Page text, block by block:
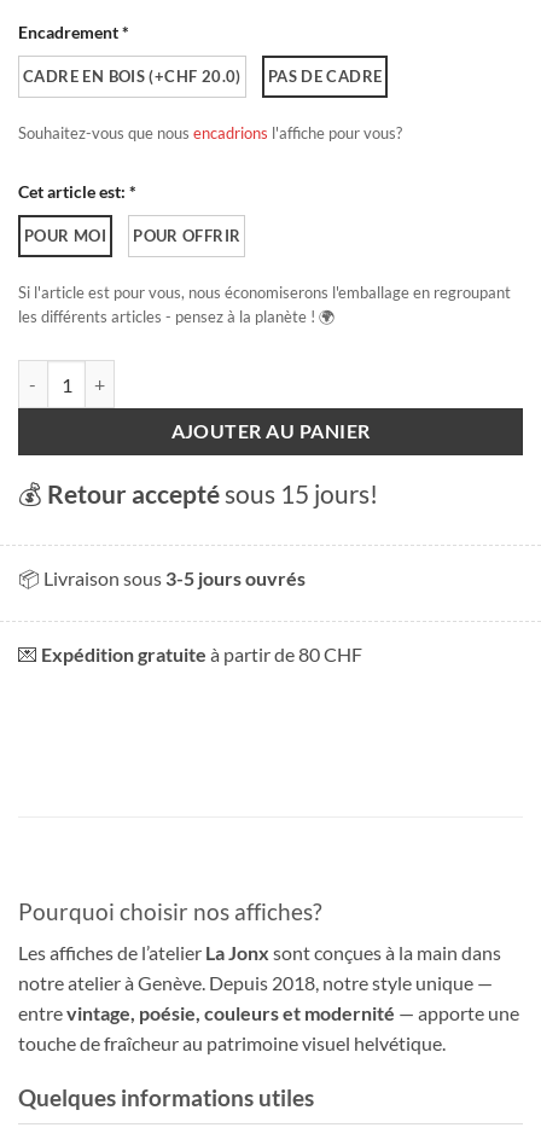
Encadrement *
CADRE EN BOIS (+CHF 20.0) PAS DE CADRE
Souhaitez-vous que nous encadrions l'affiche pour vous?
Cet article est: *
POUR MOI POUR OFFRIR
Si l'article est pour vous, nous économiserons l'emballage en regroupant
les différents articles - pensez à la planète ! 🌍
AJOUTER AU PANIER
💰 Retour acceptésous 15 jours!
📦 Livraison sous 3-5 jours ouvrés
💌 Expédition gratuite à partir de 80 CHF
Pourquoi choisir nos affiches?
Les affiches de l’atelier La Jonx sont conçues à la main dans
notre atelier à Genève. Depuis 2018, notre style unique —
entrevintage, poésie, couleurs et modernité — apporte une
touche de fraîcheur au patrimoine visuel helvétique.
Quelques informations utiles